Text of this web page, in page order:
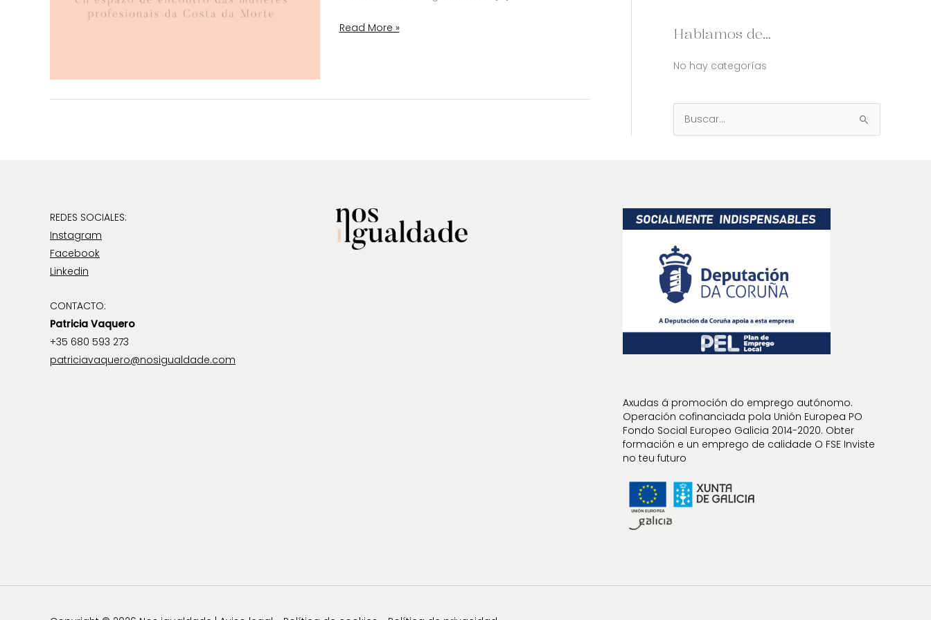
Read More » Hablamos de…
No hay categorías
u
o
r
:
REDES SOCIALES:
Instagram
Facebook
Linkedin
CONTACTO:
Patricia Vaquero
+35 680 593 273
patriciavaquero@nosigualdade.com
Axudas á promoción do emprego autónomo.
Operación cofinanciada pola Unión Europea PO
Fondo Social Europeo Galicia 2014-2020. Obter
formación e un emprego de calidade O FSE Inviste
no teu futuro